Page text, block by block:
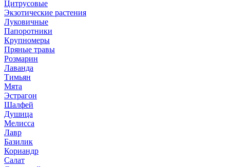
Цитрусовые
Экзотические растения
Луковичные
Папоротники
Крупномеры
Пряные травы
Розмарин
Лаванда
Тимьян
Мята
Эстрагон
Шалфей
Душица
Мелисса
Лавр
Базилик
Кориандр
Салат